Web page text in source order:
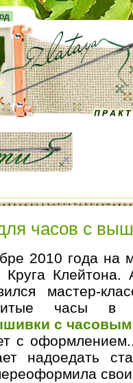
часов с
2010 года на
Клейтона.
мастер-
часы в
с
с
надоедать